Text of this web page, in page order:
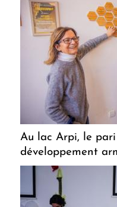
Au lac Arpi, le
développement